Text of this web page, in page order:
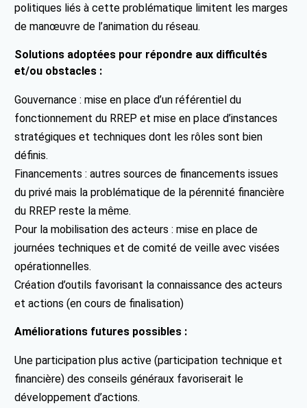
politiques liés à cette problématique limitent les marges
de manœuvre de l’animation du réseau.
Solutions adoptées pour répondre aux difficultés
et/ou obstacles :
Gouvernance : mise en place d’un référentiel du
fonctionnement du RREP et mise en place d’instances
stratégiques et techniques dont les rôles sont bien
définis.
Financements : autres sources de financements issues
du privé mais la problématique de la pérennité financière
du RREP reste la même.
Pour la mobilisation des acteurs : mise en place de
journées techniques et de comité de veille avec visées
opérationnelles.
Création d’outils favorisant la connaissance des acteurs
et actions (en cours de finalisation)
Améliorations futures possibles :
Une participation plus active (participation technique et
financière) des conseils généraux favoriserait le
développement d’actions.